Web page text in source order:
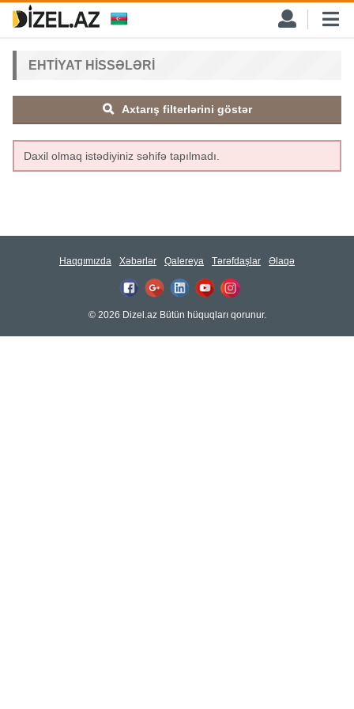
EHTIYAT HISSƏLƏRI
Axtarış filterlərini göstər
Daxil olmaq istədiyiniz səhifə tapılmadı.
Haqqımızda Xəbərlər Qalereya Tərəfdaşlar Əlaqə
© 2026 Dizel.az Bütün hüquqları qorunur.